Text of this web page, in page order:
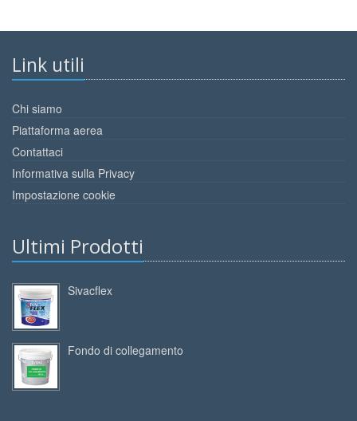
Link utili
Chi siamo
Piattaforma aerea
Contattaci
Informativa sulla Privacy
Impostazione cookie
Ultimi Prodotti
Sivacflex
Fondo di collegamento